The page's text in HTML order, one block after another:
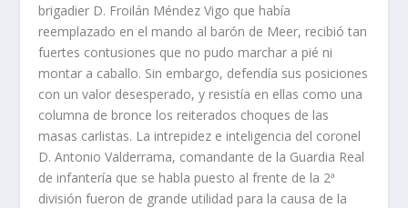
brigadier D. Froilán Méndez Vigo que habí­a
reemplazado en el mando al barón de Meer, recibió tan
fuertes contusiones que no pudo marchar a pié ni
montar a caballo. Sin embargo, defendí­a sus posiciones
con un valor desesperado, y resistí­a en ellas como una
columna de bronce los reiterados choques de las
masas carlistas. La intre­pidez e inteligencia del coronel
D. Antonio Val­derrama, comandante de la Guardia Real
de in­fanterí­a que se habla puesto al frente de la 2ª
división fueron de grande utilidad para la causa de la